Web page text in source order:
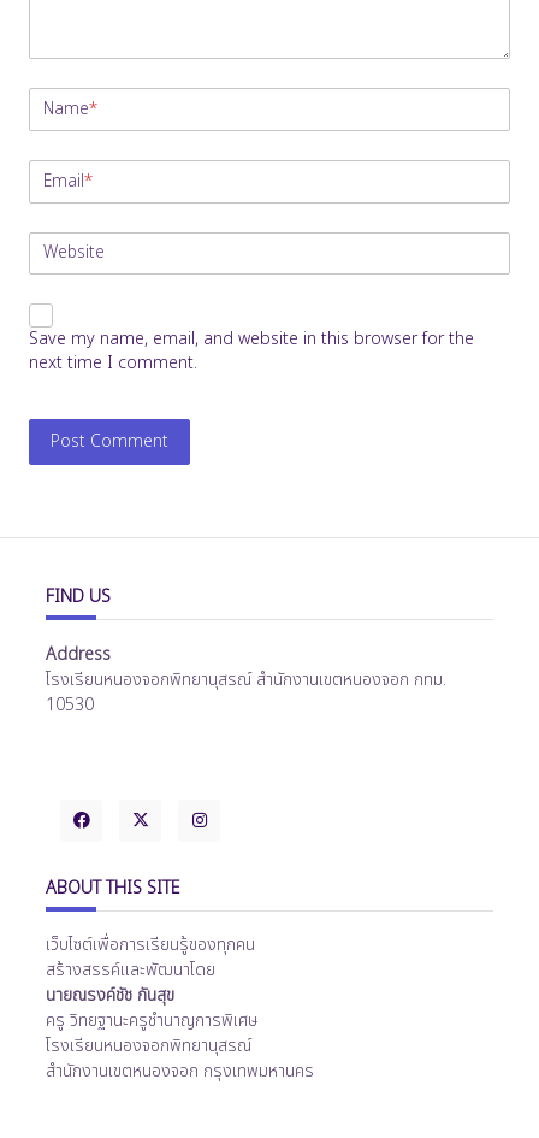
Name*
Email*
Website
Save my name, email, and website in this browser for the
next time I comment.
FIND US
Address
โรงเรียนหนองจอกพิทยานุสรณ์ สำนักงานเขตหนองจอก กทม.
10530
ABOUT THIS SITE
เว็บไซต์เพื่อการเรียนรู้ของทุกคน
สร้างสรรค์และพัฒนาโดย
นายณรงค์ชัช กันสุข
ครู วิทยฐานะครูชำนาญการพิเศษ
โรงเรียนหนองจอกพิทยานุสรณ์
สำนักงานเขตหนองจอก กรุงเทพมหานคร